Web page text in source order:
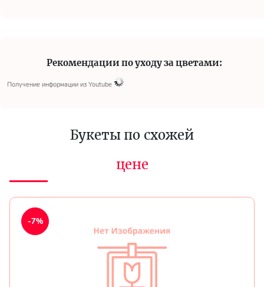
Рекомендации по уходу за цветами:
Получение информации из Youtube
Букеты по схожей
цене
-7%